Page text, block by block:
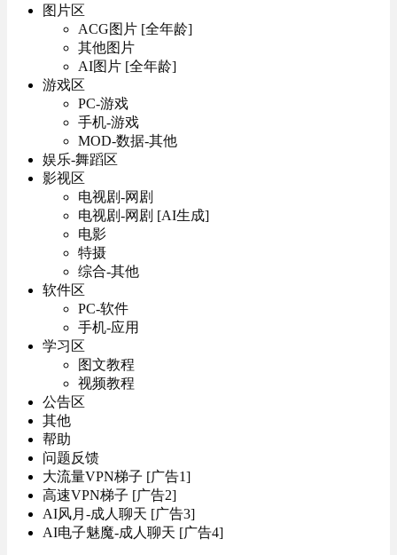
图片区
ACG图片 [全年龄]
其他图片
AI图片 [全年龄]
游戏区
PC-游戏
手机-游戏
MOD-数据-其他
娱乐-舞蹈区
影视区
电视剧-网剧
电视剧-网剧 [AI生成]
电影
特摄
综合-其他
软件区
PC-软件
手机-应用
学习区
图文教程
视频教程
公告区
其他
帮助
问题反馈
大流量VPN梯子 [广告1]
高速VPN梯子 [广告2]
AI风月-成人聊天 [广告3]
AI电子魅魔-成人聊天 [广告4]